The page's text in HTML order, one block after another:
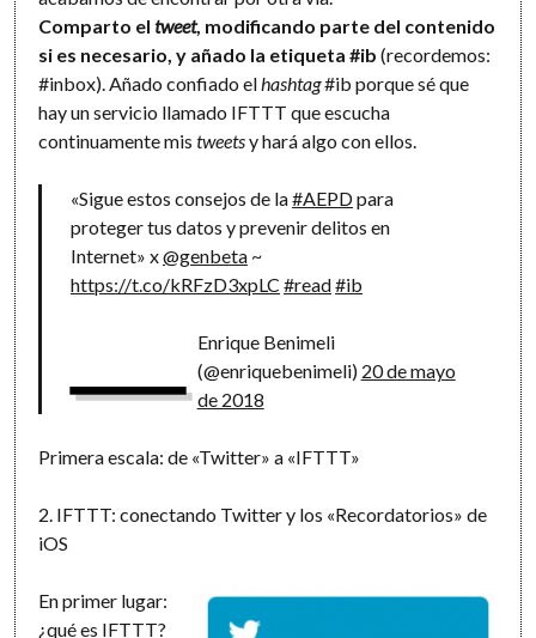
Comparto eltweet, modificando parte del contenido
si es necesario, y añado la etiqueta #ib (recordemos:
#inbox). Añado confiado elhashtag#ib porque sé que
hay un servicio llamado IFTTT que escucha
continuamente mistweetsy hará algo con ellos.
«Sigue estos consejos de la#AEPDpara
proteger tus datos y prevenir delitos en
Internet» x@genbeta ~
https://t.co/kRFzD3xpLC #read#ib
— Enrique Benimeli
(@enriquebenimeli) 20 de mayo
de 2018
Primera escala: de «Twitter» a «IFTTT»
2. IFTTT: conectando Twitter y los «Recordatorios» de
iOS
En primer lugar:
¿qué es IFTTT?